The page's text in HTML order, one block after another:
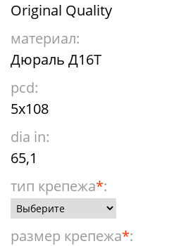
Original Quality
материал:
Дюраль Д16Т
pcd:
5x108
dia in:
65,1
тип крепежа*:
размер крепежа*: